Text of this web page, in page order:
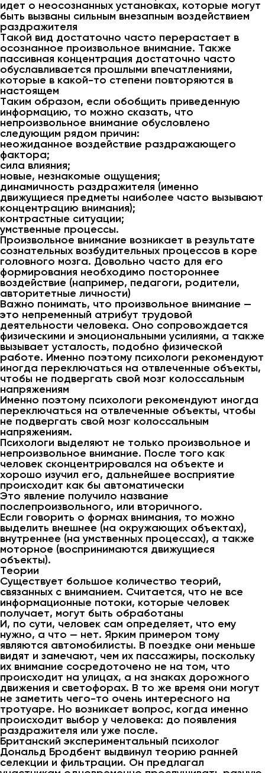
идет о неосознанных установках, которые могут
быть вызваны сильным внезапным воздействием
раздражителя
Такой вид достаточно часто перерастает в
осознанное произвольное внимание. Также
пассивная концентрация достаточно часто
обуславливается прошлыми впечатлениями,
которые в какой-то степени повторяются в
настоящем
Таким образом, если обобщить приведенную
информацию, то можно сказать, что
непроизвольное внимание обусловлено
следующим рядом причин:
неожиданное воздействие раздражающего
фактора;
сила влияния;
новые, незнакомые ощущения;
динамичность раздражителя (именно
движущиеся предметы наиболее часто вызывают
концентрацию внимания);
контрастные ситуации;
умственные процессы.
Произвольное внимание возникает в результате
сознательных возбудительных процессов в коре
головного мозга. Довольно часто для его
формирования необходимо постороннее
воздействие (например, педагоги, родители,
авторитетные личности)
Важно понимать, что произвольное внимание —
это непременный атрибут трудовой
деятельности человека. Оно сопровождается
физическими и эмоциональными усилиями, а также
вызывает усталость, подобно физической
работе. Именно поэтому психологи рекомендуют
иногда переключаться на отвлеченные объекты,
чтобы не подвергать свой мозг колоссальным
напряжениям
Именно поэтому психологи рекомендуют иногда
переключаться на отвлеченные объекты, чтобы
не подвергать свой мозг колоссальным
напряжениям.
Психологи выделяют не только произвольное и
непроизвольное внимание. После того как
человек сконцентрировался на объекте и
хорошо изучил его, дальнейшее восприятие
происходит как бы автоматически
Это явление получило название
послепроизвольного, или вторичного.
Если говорить о формах внимания, то можно
выделить внешнее (на окружающих объектах),
внутреннее (на умственных процессах), а также
моторное (воспринимаются движущиеся
объекты).
Теории
Существует большое количество теорий,
связанных с вниманием. Считается, что не все
информационные потоки, которые человек
получает, могут быть обработаны
И, по сути, человек сам определяет, что ему
нужно, а что — нет. Ярким примером тому
являются автомобилисты. В поездке они меньше
видят и замечают, чем их пассажиры, поскольку
их внимание сосредоточено не на том, что
происходит на улицах, а на знаках дорожного
движения и светофорах. В то же время они могут
не заметить чего-то очень интересного на
тротуаре. Но возникает вопрос, когда именно
происходит выбор у человека: до появления
раздражителя или уже после.
Британский экспериментальный психолог
Дональд Бродбент выдвинул теорию ранней
селекции и фильтрации. Он предлагал